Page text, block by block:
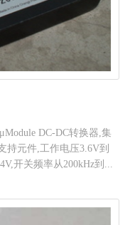
DC-DC转换器,集
持元件,工作电压3.6V到
开关频率从200kHz到...